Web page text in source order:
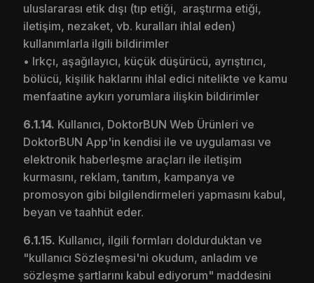
uluslararası etik dışı (tıp etiği, araştırma etiği,
iletişim, nezaket, vb. kuralları ihlal eden)
kullanımlarla ilgili bildirimler
• Irkçı, aşağılayıcı, küçük düşürücü, ayrıştırıcı,
bölücü, kişilik haklarını ihlal edici nitelikte ve kamu
menfaatine aykırı yorumlara ilişkin bildirimler
6.1.14. Kullanıcı, DoktorBUN Web Ürünleri ve
DoktorBUN App'in kendisi ile ve uygulaması ve
elektronik haberleşme araçları ile iletişim
kurmasını, reklam, tanıtım, kampanya ve
promosyon gibi bilgilendirmeleri yapmasını kabul,
beyan ve taahhüt eder.
6.1.15. Kullanıcı, ilgili formları doldurduktan ve
"kullanıcı Sözleşmesi'ni okudum, anladım ve
sözleşme şartlarını kabul ediyorum" maddesini